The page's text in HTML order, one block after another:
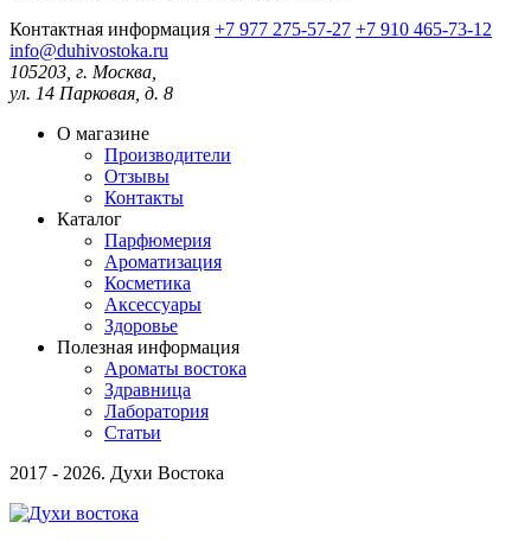
Контактная информация +7 977 275-57-27 +7 910 465-73-12
info@duhivostoka.ru
105203, г. Москва,
ул. 14 Парковая, д. 8
О магазине
Производители
Отзывы
Контакты
Каталог
Парфюмерия
Ароматизация
Косметика
Аксессуары
Здоровье
Полезная информация
Ароматы востока
Здравница
Лаборатория
Статьи
2017 - 2026. Духи Востока